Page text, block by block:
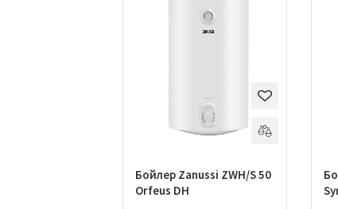
Бойлер Zanussi ZWH/S 50
Orfeus DH